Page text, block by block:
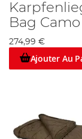
Bag Camo
274,99 €
Ajouter Au